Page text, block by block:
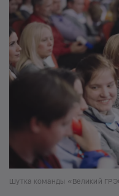
Шутка команды «Великий